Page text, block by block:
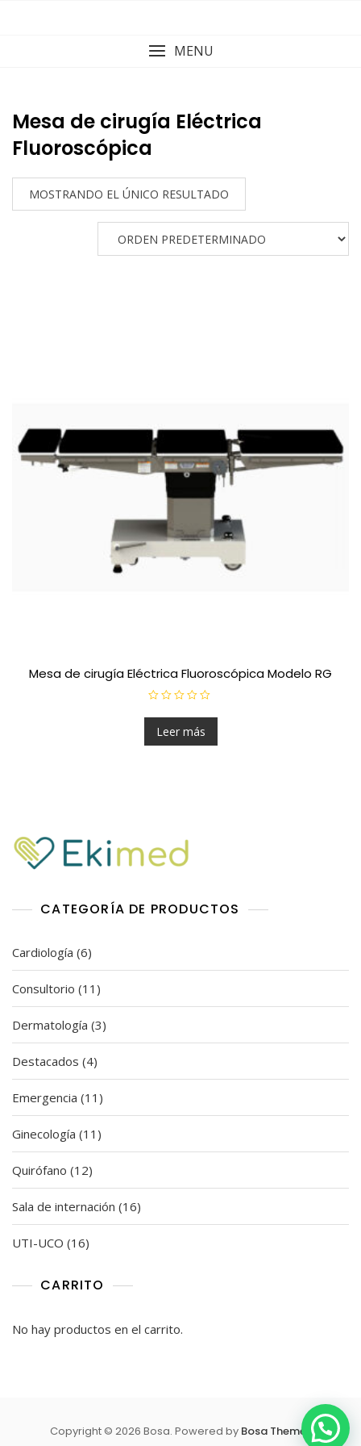
MENU
Mesa de cirugía Eléctrica
Fluoroscópica
MOSTRANDO EL ÚNICO RESULTADO
Mesa de cirugía Eléctrica Fluoroscópica Modelo RG
a
r
Leer más
CATEGORÍA DE PRODUCTOS
Cardiología 66
productos
Consultorio 11 11
productos
Dermatología 33
productos
Destacados 44
productos
Emergencia 11 11
productos
Ginecología 11 11
productos
Quirófano 1212
productos
Sala de internación 1616
productos
UTI-UCO 1616
CARRITO
No hay productos en el carrito.
Copyright © 2026 Bosa. Powered by Bosa Themes